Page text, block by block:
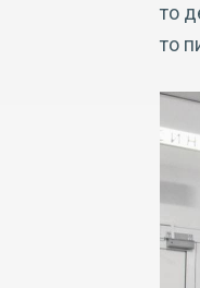
то
то